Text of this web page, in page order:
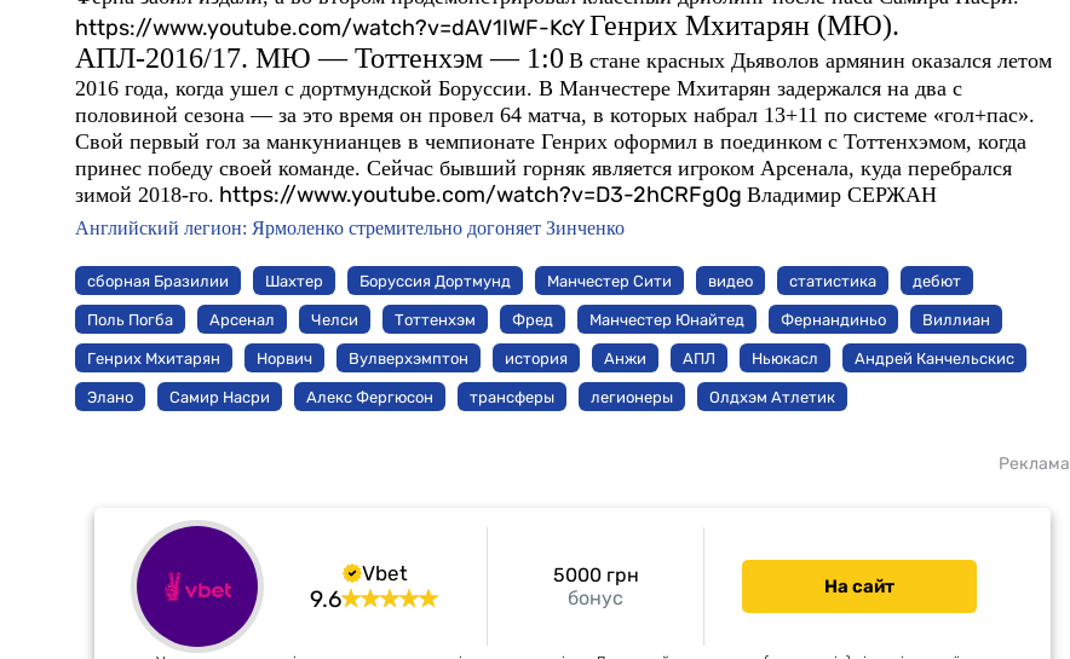
https://www.youtube.com/watch?v=dAV1IWF-KcYГенрих Мхитарян (МЮ).
АПЛ-2016/17. МЮ — Тоттенхэм — 1:0 В стане красных Дьяволов армянин оказался летом
2016 года, когда ушел с дортмундской Боруссии. В Манчестере Мхитарян задержался на два с
половиной сезона — за это время он провел 64 матча, в которых набрал 13+11 по системе «гол+пас».
Свой первый гол за манкунианцев в чемпионате Генрих оформил в поединком с Тоттенхэмом, когда
принес победу своей команде. Сейчас бывший горняк является игроком Арсенала, куда перебрался
зимой 2018-го. https://www.youtube.com/watch?v=D3-2hCRFg0g Владимир СЕРЖАН
Английский легион: Ярмоленко стремительно догоняет Зинченко
сборная Бразилии Шахтер Боруссия Дортмунд Манчестер Сити видео статистика дебют
Поль Погба Арсенал Челси Тоттенхэм Фред Манчестер Юнайтед Фернандиньо Виллиан
Генрих Мхитарян Норвич Вулверхэмптон история Анжи АПЛ Ньюкасл Андрей Канчельскис
Элано Самир Насри Алекс Фергюсон трансферы легионеры Олдхэм Атлетик
Реклама
Vbet
9.6 бонус
5000 грн На сайт